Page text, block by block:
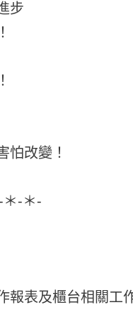
步
怕改變！
-＊-
報表及櫃台相關工